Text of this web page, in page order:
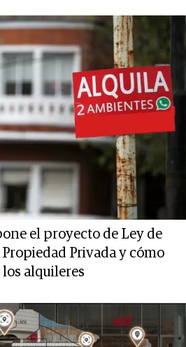
el proyecto de Ley de
Privada y cómo
alquileres